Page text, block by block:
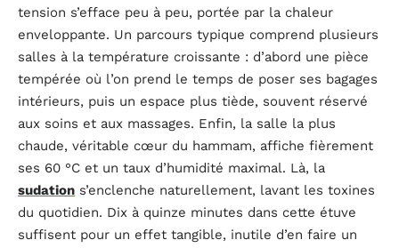
tension s’efface peu à peu, portée par la chaleur
enveloppante. Un parcours typique comprend plusieurs
salles à la température croissante : d’abord une pièce
tempérée où l’on prend le temps de poser ses bagages
intérieurs, puis un espace plus tiède, souvent réservé
aux soins et aux massages. Enfin, la salle la plus
chaude, véritable cœur du hammam, affiche fièrement
ses 60 °C et un taux d’humidité maximal. Là, la
sudation s’enclenche naturellement, lavant les toxines
du quotidien. Dix à quinze minutes dans cette étuve
suffisent pour un effet tangible, inutile d’en faire un